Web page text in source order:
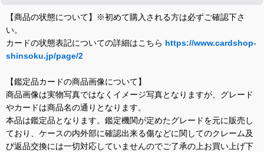
【商品の状態について】※初めて購入される方は必ずご確認下さ
い。
カードの状態表記についての詳細はこちら https://www.cardshop-
shinsoku.jp/page/2
【鑑定品カードの商品画像について】
商品画像は実物写真ではなくイメージ写真となりますが、グレード
やカードは商品名の通りとなります。
本品は鑑定品となります。鑑定機関が定めたグレードを元に販売し
ており、ケースの内外部に確認出来る傷などに関してのクレーム及
び返品交換には一切対応していませんのでご了承の上お買い上げ下